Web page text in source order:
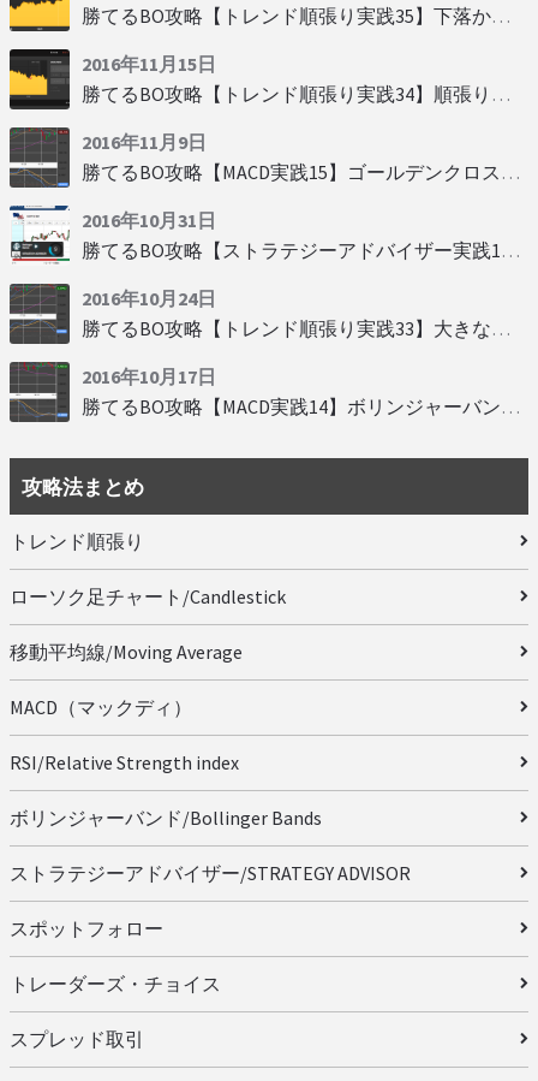
勝てるBO攻略【トレンド順張り実践35】下落からの反発を見極める
2016年11月15日
勝てるBO攻略【トレンド順張り実践34】順張りに適した変動
2016年11月9日
勝てるBO攻略【MACD実践15】ゴールデンクロスで勝つ
2016年10月31日
勝てるBO攻略【ストラテジーアドバイザー実践19】慌てず自動分析
2016年10月24日
勝てるBO攻略【トレンド順張り実践33】大きな変動にすべり込み
2016年10月17日
勝てるBO攻略【MACD実践14】ボリンジャーバンドとともに相場を読む
攻略法まとめ
トレンド順張り
ローソク足チャート/Candlestick
移動平均線/Moving Average
MACD（マックディ）
RSI/Relative Strength index
ボリンジャーバンド/Bollinger Bands
ストラテジーアドバイザー/STRATEGY ADVISOR
スポットフォロー
トレーダーズ・チョイス
スプレッド取引